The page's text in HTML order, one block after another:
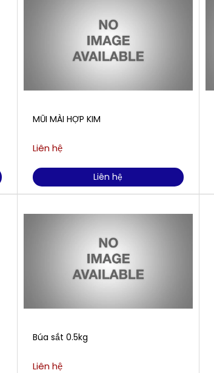
MŨI MÀI HỢP KIM
Liên hệ
Liên hệ
Búa sắt 0.5kg
Liên hệ